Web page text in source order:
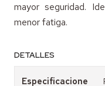
mayor seguridad.
menor fatiga.
DETALLES
Especificacione